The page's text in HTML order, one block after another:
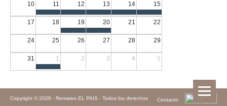
10 11 12 13 14 15
17 18 19 20 21 22
24 25 26 27 28 29
31 1 2 3 4 5
Contacto
Copyright © 2026 - Remates EL PAIS - Todos los derechos